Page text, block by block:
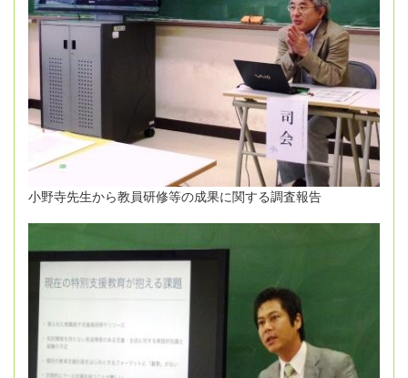
小野寺先生から教員研修等の成果に関する調査報告